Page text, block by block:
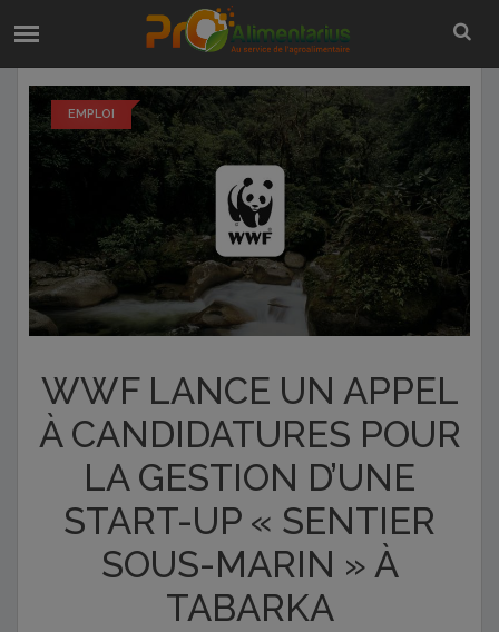
EMPLOI
WWF LANCE UN APPEL
À CANDIDATURES POUR
LA GESTION D’UNE
START-UP « SENTIER
SOUS-MARIN » À
TABARKA